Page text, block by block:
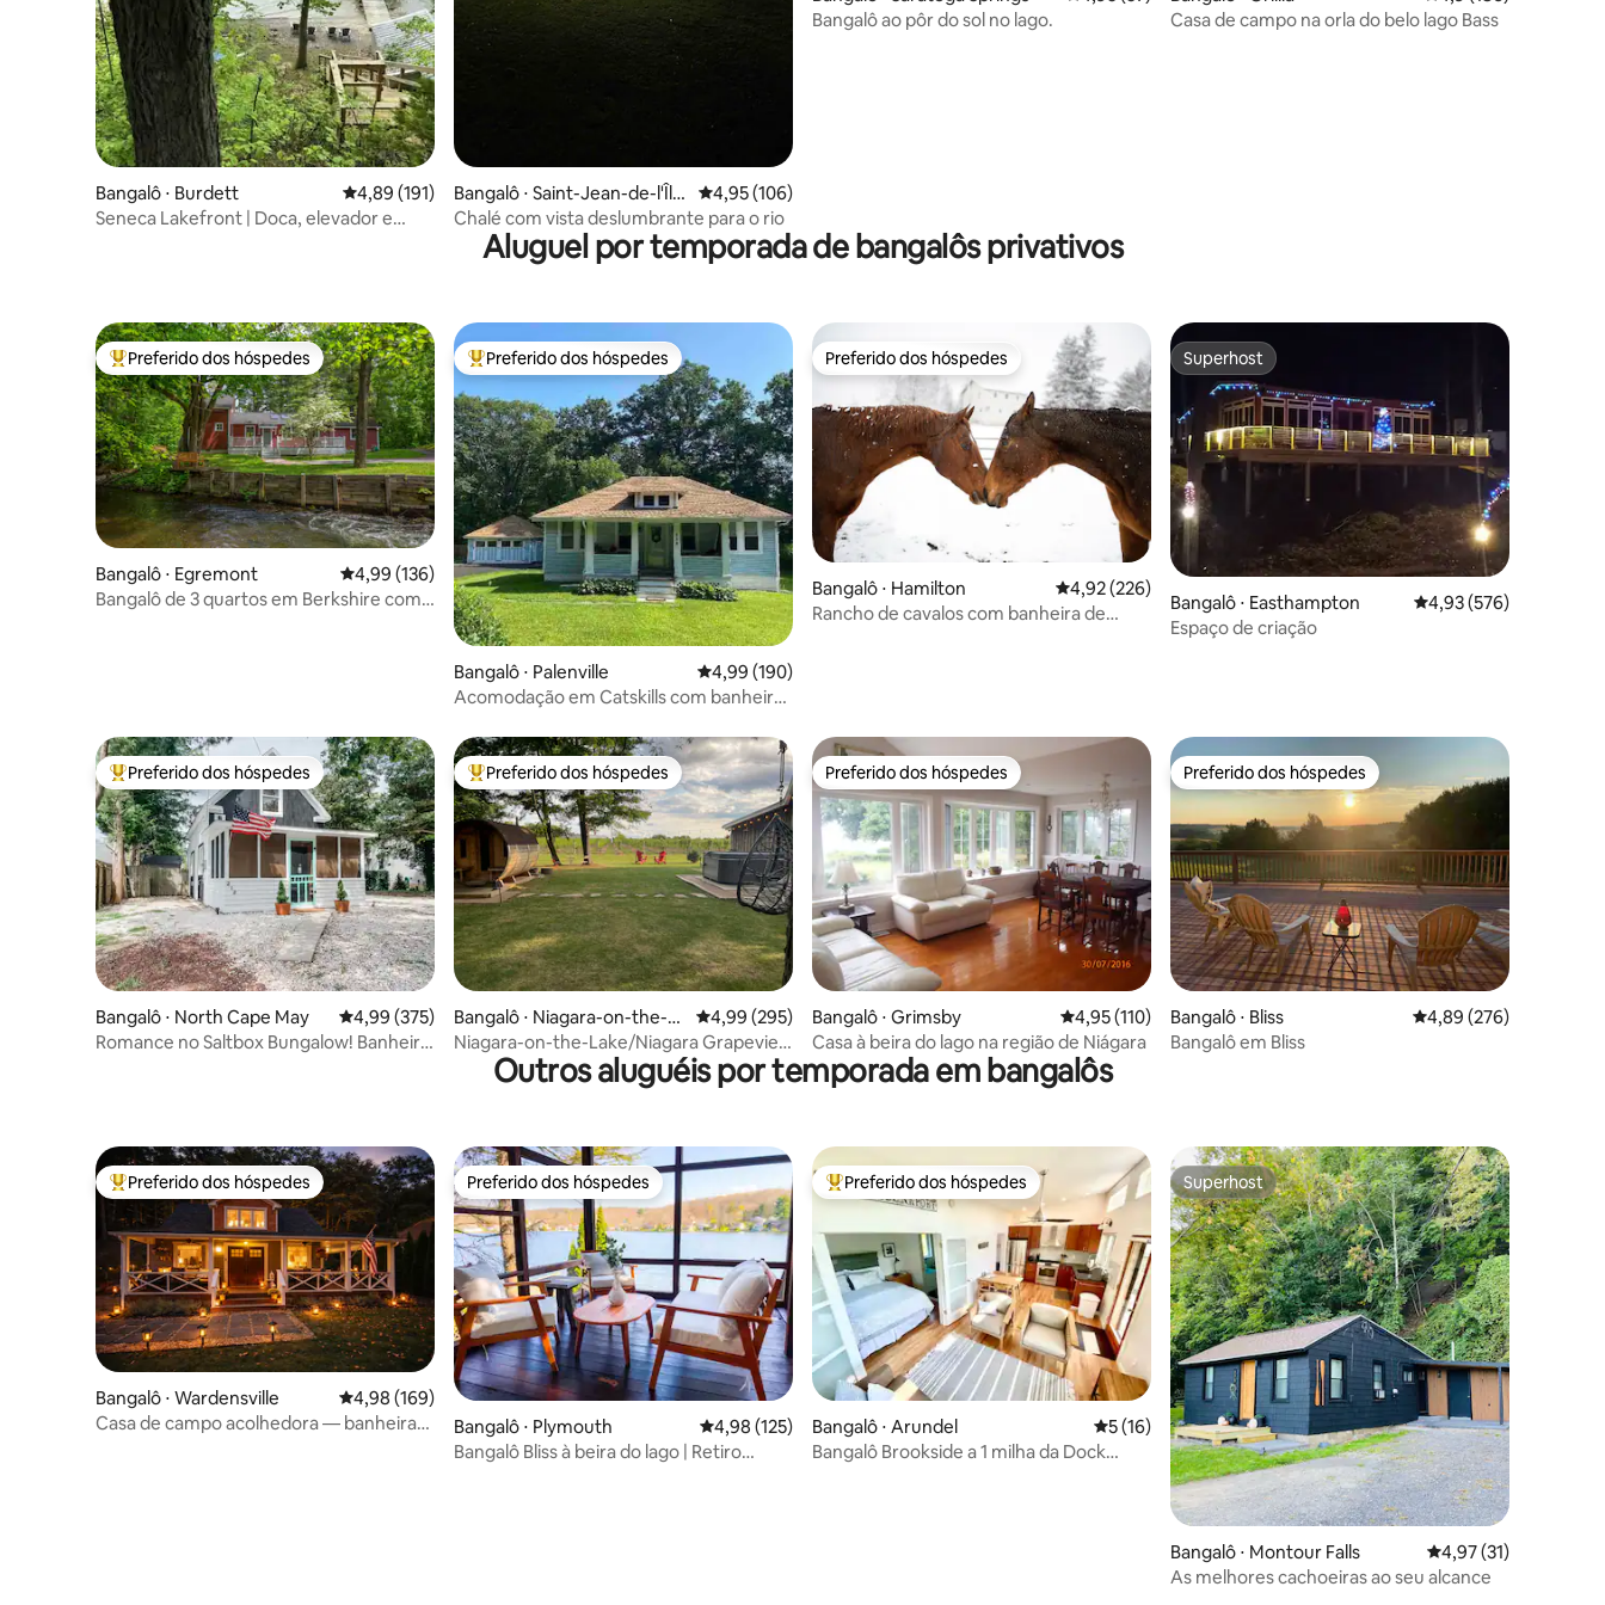
Bangalô ⋅ Burdett 4,89 de uma avaliação média de 5, 191 avaliações
4,89 (191)
Seneca Lakefront | Doca, elevador e
Bangalô ⋅ Saint-Jean-de-l'Île
-d'Orléans
4,95 de uma avaliação média de 5, 106 avaliações
4,95 (106)
Chalé com vista deslumbrante para o rio
Bangalô ao pôr do sol no lago.
Casa de campo na orla do belo lago Bass
Aluguel por temporada de bangalôs privativos
Entre os melhores preferidos dos hóspedes
Preferido dos hóspedes
Bangalô ⋅ Egremont 4,99 de uma avaliação média de 5, 136 avaliações
4,99 (136)
Bangalô de 3 quartos em Berkshire com
Entre os melhores preferidos dos hóspedes
Preferido dos hóspedes
Bangalô ⋅ Palenville 4,99 de uma avaliação média de 5, 190 avaliações
4,99 (190)
Acomodação em Catskills com banheira
Preferido dos hóspedes
Preferido dos hóspedes
Bangalô ⋅ Hamilton 4,92 de uma avaliação média de 5, 226 avaliações
4,92 (226)
Rancho de cavalos com banheira de
Superhost
Superhost
Bangalô ⋅ Easthampton 4,93 de uma avaliação
4,93 (576)
Espaço de criação
Entre os melhores preferidos dos hóspedes
Preferido dos hóspedes
Bangalô ⋅ North Cape May 4,99 de uma avaliação média de 5, 375 avaliações
4,99 (375)
Romance no Saltbox Bungalow! Banheira
Entre os melhores preferidos dos hóspedes
Preferido dos hóspedes
Bangalô ⋅ Niagara-on-the-La
ke
4,99 de uma avaliação média de 5, 295 avaliações
4,99 (295)
Niagara-on-the-Lake/Niagara Grapeview
Cottage (casa de campo)
Preferido dos hóspedes
Preferido dos hóspedes
Bangalô ⋅ Grimsby 4,95 de uma avaliação média de 5, 110 avaliações
4,95 (110)
Casa à beira do lago na região de Niágara
Preferido dos hóspedes
Preferido dos hóspedes
Bangalô ⋅ Bliss 4,89 de uma avaliação
4,89 (276)
Bangalô em Bliss
Outros aluguéis por temporada em bangalôs
Entre os melhores preferidos dos hóspedes
Preferido dos hóspedes
Bangalô ⋅ Wardensville 4,98 de uma avaliação média de 5, 169 avaliações
4,98 (169)
Casa de campo acolhedora — banheira
Preferido dos hóspedes
Preferido dos hóspedes
Bangalô ⋅ Plymouth 4,98 de uma avaliação média de 5, 125 avaliações
4,98 (125)
Bangalô Bliss à beira do lago | Retiro
Entre os melhores preferidos dos hóspedes
Preferido dos hóspedes
Bangalô ⋅ Arundel 5 de uma avaliação média de 5, 16 avaliações
5 (16)
Bangalô Brookside a 1 milha da Dock
Superhost
Superhost
Bangalô ⋅ Montour Falls 4,97 de uma
4,97 (31)
As melhores cachoeiras ao seu alcance